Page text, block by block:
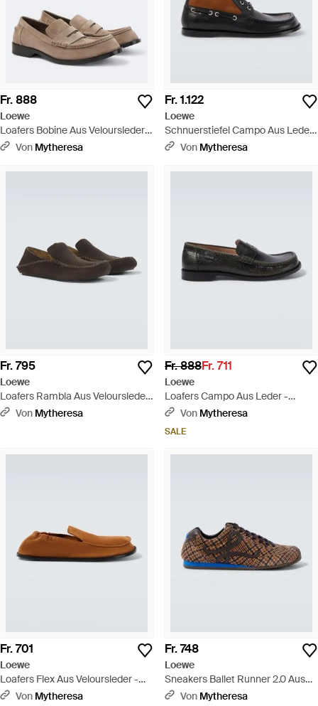
Fr. 888
Loewe
Loafers Bobine Aus Veloursleder -
Braun
Von Mytheresa
Fr. 1.122
Loewe
Schnuerstiefel Campo Aus Leder
Mit Veloursleder - Braun
Von Mytheresa
Fr. 795
Loewe
Loafers Rambla Aus Veloursleder
- Braun
Von Mytheresa
Fr. 888Fr. 711
Loewe
Loafers Campo Aus Leder -
Schwarz
Von Mytheresa
SALE
Fr. 701
Loewe
Loafers Flex Aus Veloursleder -
Braun
Von Mytheresa
Fr. 748
Loewe
Sneakers Ballet Runner 2.0 Aus
Veloursleder - Braun
Von Mytheresa